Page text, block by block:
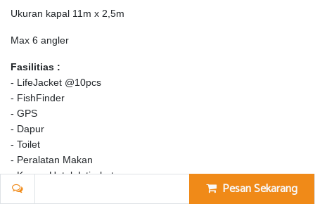
Ukuran kapal 11m x 2,5m
Max 6 angler
Fasilitias :
- LifeJacket @10pcs
- FishFinder
- GPS
- Dapur
- Toilet
- Peralatan Makan
- Kamar Untuk Istirahat
- Kolam umpan hidup
Pesan Sekarang